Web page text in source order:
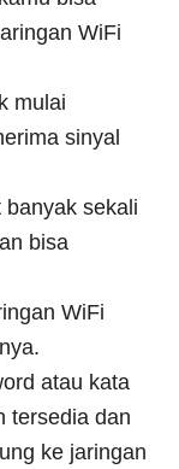
WiFi
mulai
sinyal
sekali
bisa
WiFi
atau kata
tersedia dan
ke jaringan